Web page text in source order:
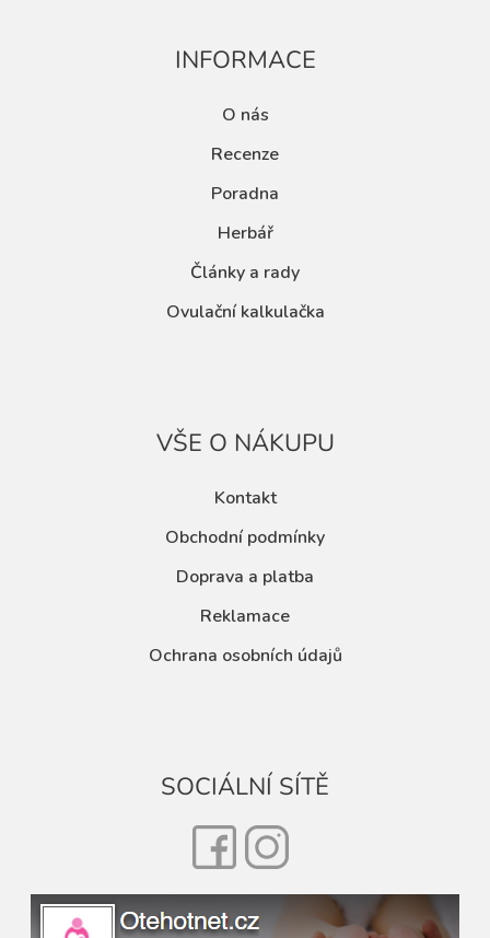
INFORMACE
O nás
Recenze
Poradna
Herbář
Články a rady
Ovulační kalkulačka
VŠE O NÁKUPU
Kontakt
Obchodní podmínky
Doprava a platba
Reklamace
Ochrana osobních údajů
SOCIÁLNÍ SÍTĚ
FacebookInstagram